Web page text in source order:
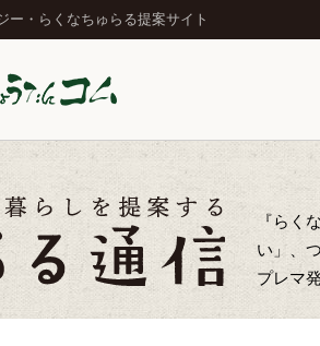
ー・らくなちゅらる提案サイト
『らく
い」、
プレマ